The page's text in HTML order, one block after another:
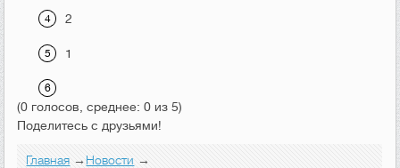
2
1
(0 голосов, среднее: 0 из 5)
Поделитесь с друзьями!
Главная →Новости →